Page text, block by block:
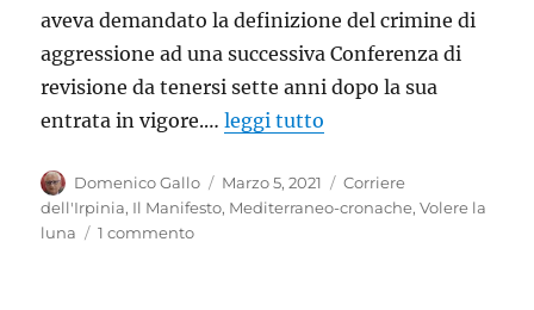
aveva demandato la definizione del crimine di
aggressione ad una successiva Conferenza di
revisione da tenersi sette anni dopo la sua
entrata in vigore.…leggi tutto
Autore
Domenico Gallo
Pubblicato
il
Marzo 5, 2021 Categorie
Corriere
dell'Irpinia, Il Manifesto, Mediterraneo-cronache,Volere la
luna
1 commentosu